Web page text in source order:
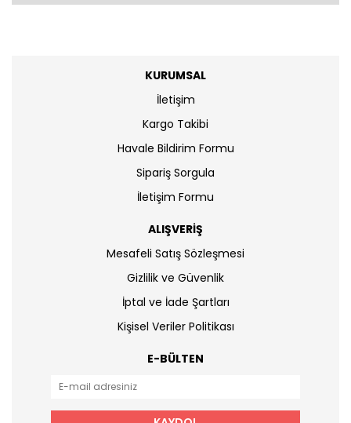
KURUMSAL
İletişim
Kargo Takibi
Havale Bildirim Formu
Sipariş Sorgula
İletişim Formu
ALIŞVERİŞ
Mesafeli Satış Sözleşmesi
Gizlilik ve Güvenlik
İptal ve İade Şartları
Kişisel Veriler Politikası
E-BÜLTEN